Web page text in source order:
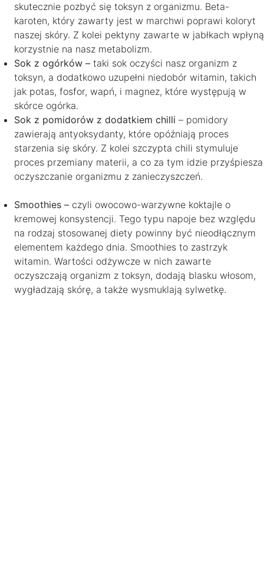
skutecznie pozbyć się toksyn z organizmu. Beta-
karoten, który zawarty jest w marchwi poprawi koloryt
naszej skóry. Z kolei pektyny zawarte w jabłkach wpłyną
korzystnie na nasz metabolizm.
Sok z ogórków – taki sok oczyści nasz organizm z
toksyn, a dodatkowo uzupełni niedobór witamin, takich
jak potas, fosfor, wapń, i magnez, które występują w
skórce ogórka.
Sok z pomidorów z dodatkiem chilli – pomidory
zawierają antyoksydanty, które opóźniają proces
starzenia się skóry. Z kolei szczypta chili stymuluje
proces przemiany materii, a co za tym idzie przyśpiesza
oczyszczanie organizmu z zanieczyszczeń.
Smoothies – czyli owocowo-warzywne koktajle o
kremowej konsystencji. Tego typu napoje bez względu
na rodzaj stosowanej diety powinny być nieodłącznym
elementem każdego dnia. Smoothies to zastrzyk
witamin. Wartości odżywcze w nich zawarte
oczyszczają organizm z toksyn, dodają blasku włosom,
wygładzają skórę, a także wysmuklają sylwetkę.